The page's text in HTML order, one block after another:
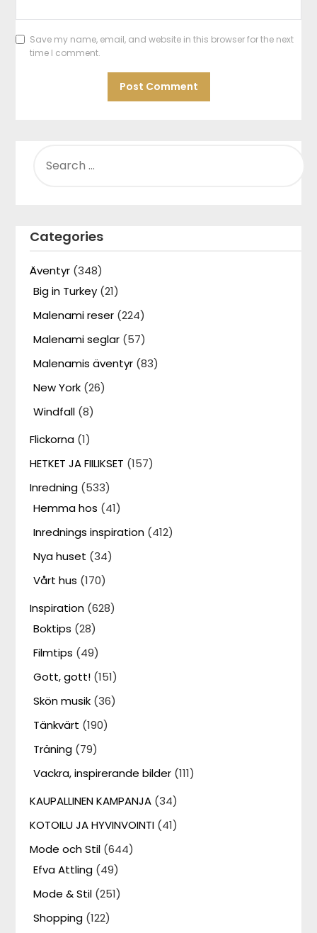
Save my name, email, and website in this browser for the next
time I comment.
FOR:
Categories
Äventyr (348)
Big in Turkey (21)
Malenami reser (224)
Malenami seglar (57)
Malenamis äventyr (83)
New York (26)
Windfall (8)
Flickorna (1)
HETKET JA FIILIKSET (157)
Inredning (533)
Hemma hos (41)
Inrednings inspiration (412)
Nya huset (34)
Vårt hus (170)
Inspiration (628)
Boktips (28)
Filmtips (49)
Gott, gott! (151)
Skön musik (36)
Tänkvärt (190)
Träning (79)
Vackra, inspirerande bilder (111)
KAUPALLINEN KAMPANJA (34)
KOTOILU JA HYVINVOINTI (41)
Mode och Stil (644)
Efva Attling (49)
Mode & Stil (251)
Shopping (122)